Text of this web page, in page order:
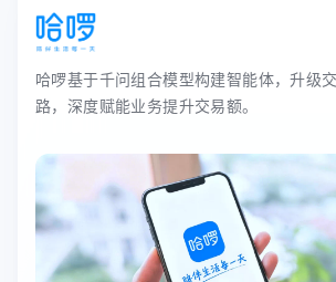
哈啰基于千问组合模型构建智能体，升级
路，深度赋能业务提升交易额。